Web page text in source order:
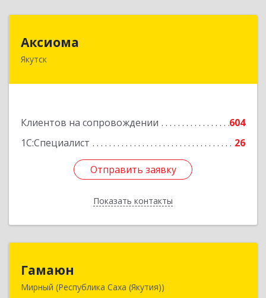
Аксиома
Якутск
Клиентов на сопровождении
604
1С:Специалист
26
Отправить заявку
Показать контакты
677000, Саха /Якутия/ Респ, Якутск г, Чиряева
Отправить заявку
Назад
Гамаюн
Мирный (Республика Саха (Якутия))
678170, Саха /Якутия/ Респ, Мирнинский у,